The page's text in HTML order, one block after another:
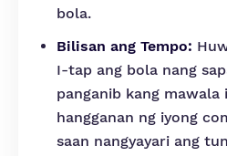
bola.
Bilisan ang Tempo:
I-tap ang bola nang
panganib kang
hangganan ng iyong
saan nangyayari ang